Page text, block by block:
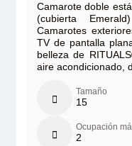
Camarote doble
(cubierta
Camarotes
TV de pantalla
belleza de
aire acondicionado,
Tamaño
15
Ocupación
2